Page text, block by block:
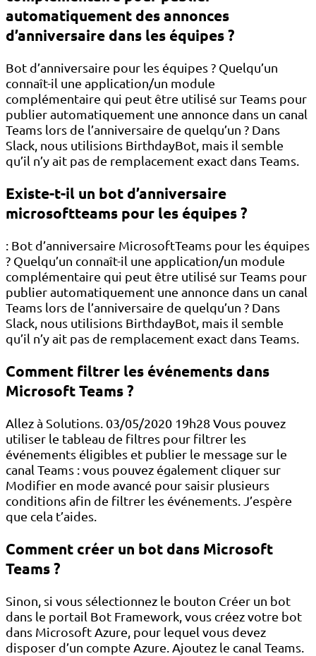
automatiquement des annonces
d’anniversaire dans les équipes ?
Bot d’anniversaire pour les équipes ? Quelqu’un
connaît-il une application/un module
complémentaire qui peut être utilisé sur Teams pour
publier automatiquement une annonce dans un canal
Teams lors de l’anniversaire de quelqu’un ? Dans
Slack, nous utilisions BirthdayBot, mais il semble
qu’il n’y ait pas de remplacement exact dans Teams.
Existe-t-il un bot d’anniversaire
microsoftteams pour les équipes ?
: Bot d’anniversaire MicrosoftTeams pour les équipes
? Quelqu’un connaît-il une application/un module
complémentaire qui peut être utilisé sur Teams pour
publier automatiquement une annonce dans un canal
Teams lors de l’anniversaire de quelqu’un ? Dans
Slack, nous utilisions BirthdayBot, mais il semble
qu’il n’y ait pas de remplacement exact dans Teams.
Comment filtrer les événements dans
Microsoft Teams ?
Allez à Solutions. 03/05/2020 19h28 Vous pouvez
utiliser le tableau de filtres pour filtrer les
événements éligibles et publier le message sur le
canal Teams : vous pouvez également cliquer sur
Modifier en mode avancé pour saisir plusieurs
conditions afin de filtrer les événements. J’espère
que cela t’aides.
Comment créer un bot dans Microsoft
Teams ?
Sinon, si vous sélectionnez le bouton Créer un bot
dans le portail Bot Framework, vous créez votre bot
dans Microsoft Azure, pour lequel vous devez
disposer d’un compte Azure. Ajoutez le canal Teams.